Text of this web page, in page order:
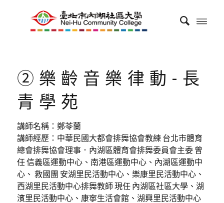
②樂齡音樂律動-長
青學苑
講師名稱：鄭苓蘭
講師經歷：中華民國大都會排舞協會教練 台北市體育
總會排舞協會理事．內湖區體育會排舞委員會主委 曾
任 信義區運動中心、南港區運動中心、內湖區運動中
心、 救國團 安湖里民活動中心、樂康里民活動中心、
西湖里民活動中心排舞教師 現任 內湖區社區大學、湖
濱里民活動中心、康寧生活會館、湖興里民活動中心